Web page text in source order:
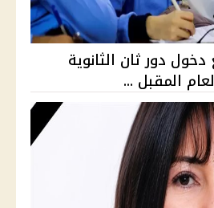
دخول دور ثان الثانوية
المقبل ...